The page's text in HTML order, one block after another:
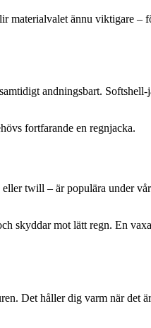
materialvalet ännu viktigare –
andningsbart.
fortfarande en regnjacka.
twill – är populära under
skyddar mot lätt regn. En
Det håller dig varm när det